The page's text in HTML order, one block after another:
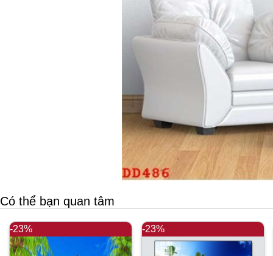
Có thể bạn quan tâm
-23% -23%